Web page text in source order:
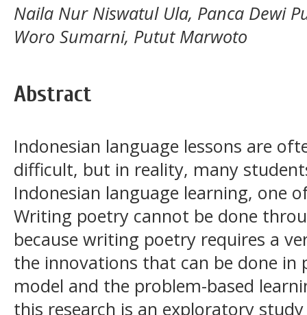
Naila Nur Niswatul Ula, Panca Dewi
Woro Sumarni, Putut Marwoto
Abstract
Indonesian language lessons are
difficult, but in reality, many
Indonesian language learning, one
Writing poetry cannot be done
because writing poetry requires a
the innovations that can be done
model and the problem-based
this research is an exploratory